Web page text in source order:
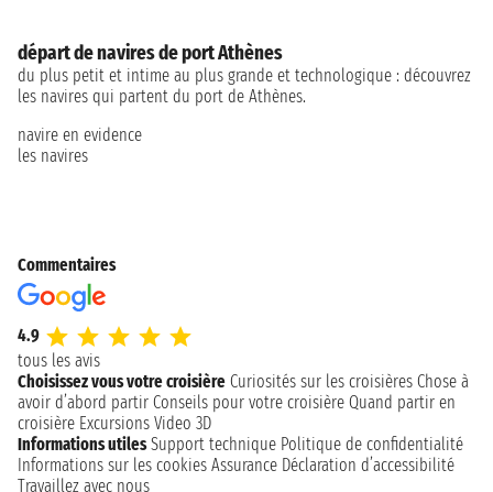
départ de navires de port Athènes
du plus petit et intime au plus grande et technologique : découvrez
les navires qui partent du port de Athènes.
navire en evidence
les navires
Commentaires
4.9
tous les avis
Choisissez vous votre croisière Curiosités sur les croisières Chose à
avoir d’abord partir Conseils pour votre croisière Quand partir en
croisière Excursions Video 3D
Informations utiles Support technique Politique de confidentialité
Informations sur les cookies Assurance Déclaration d’accessibilité
Travaillez avec nous